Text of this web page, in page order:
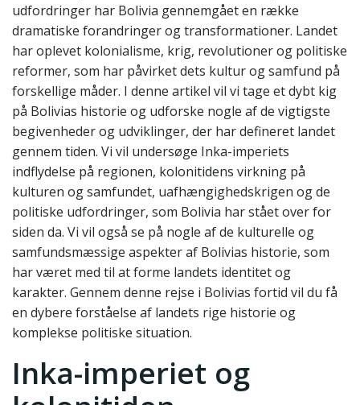
udfordringer har Bolivia gennemgået en række
dramatiske forandringer og transformationer. Landet
har oplevet kolonialisme, krig, revolutioner og politiske
reformer, som har påvirket dets kultur og samfund på
forskellige måder. I denne artikel vil vi tage et dybt kig
på Bolivias historie og udforske nogle af de vigtigste
begivenheder og udviklinger, der har defineret landet
gennem tiden. Vi vil undersøge Inka-imperiets
indflydelse på regionen, kolonitidens virkning på
kulturen og samfundet, uafhængighedskrigen og de
politiske udfordringer, som Bolivia har stået over for
siden da. Vi vil også se på nogle af de kulturelle og
samfundsmæssige aspekter af Bolivias historie, som
har været med til at forme landets identitet og
karakter. Gennem denne rejse i Bolivias fortid vil du få
en dybere forståelse af landets rige historie og
komplekse politiske situation.
Inka-imperiet og